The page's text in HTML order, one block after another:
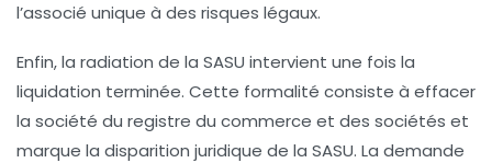
l’associé unique à des risques légaux.
Enfin, la radiation de la SASU intervient une fois la
liquidation terminée. Cette formalité consiste à effacer
la société du registre du commerce et des sociétés et
marque la disparition juridique de la SASU. La demande